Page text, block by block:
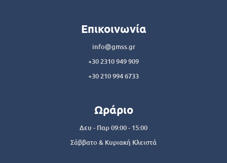
Επικοινωνία
info@gmss.gr
+30 2310 949 909
+30 210 994 6733
Ωράριο
Δευ - Παρ 09:00 - 15:00
Σάββατο & Κυριακή Κλειστά